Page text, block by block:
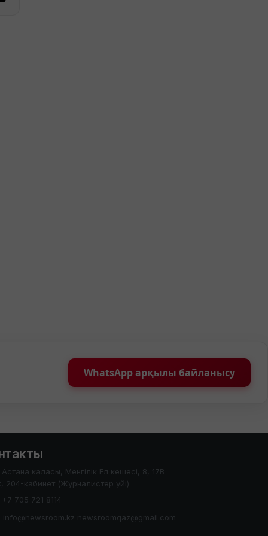
WhatsApp арқылы байланысу
Астана каласы, Менгілік Ел кешесі, 8, 17В
204-кабинет (Журналистер уйі)
+7 705 721 8114
info@newsroom.kz newsroomqaz@gmail.com